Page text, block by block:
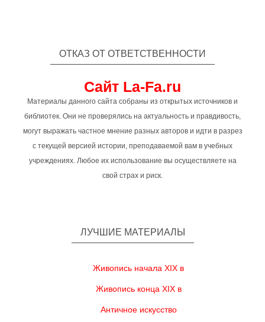
ОТКАЗ ОТ ОТВЕТСТВЕННОСТИ
Сайт La-Fa.ru
Материалы данного сайта собраны из открытых источников и
библиотек. Они не проверялись на актуальность и правдивость,
могут выражать частное мнение разных авторов и идти в разрез
с текущей версией истории, преподаваемой вам в учебных
учреждениях. Любое их использование вы осуществляете на
свой страх и риск.
ЛУЧШИЕ МАТЕРИАЛЫ
Живопись начала XIX в
Живопись конца XIX в
Античное искусство